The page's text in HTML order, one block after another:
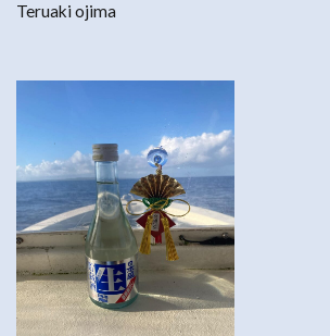
Teruaki ojima